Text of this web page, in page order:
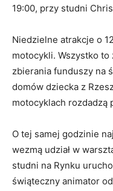
19:00, przy studni
Niedzielne atrakcje o
motocykli. Wszystko to
zbierania funduszy na
domów dziecka z
motocyklach rozdadzą
O tej samej godzinie
wezmą udział w
studni na Rynku
świąteczny animator